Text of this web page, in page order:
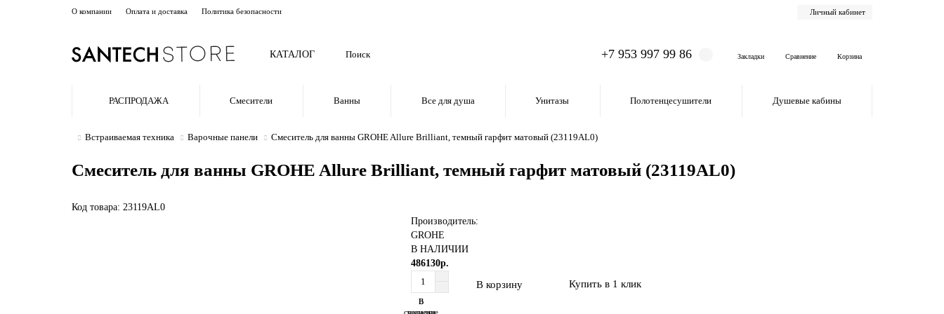
О компании Оплата и доставка Политика безопасности Личный кабинет
КАТАЛОГ +7 953 997 99 86 Закладки Сравнение Корзина
РАСПРОДАЖА Смесители Ванны Все для душа Унитазы Полотенцесушители Душевые кабины
Встраиваемая техника Варочные панели Смеситель для ванны GROHE Allure Brilliant, темный гарфит матовый (23119AL0)
Смеситель для ванны GROHE Allure Brilliant, темный гарфит матовый (23119AL0)
Код товара: 23119AL0
Производитель:
GROHE
В НАЛИЧИИ
486130р.
В корзину Купить в 1 клик
В
закладки
В
сравнение